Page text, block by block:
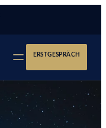
ERSTGESPRÄCH